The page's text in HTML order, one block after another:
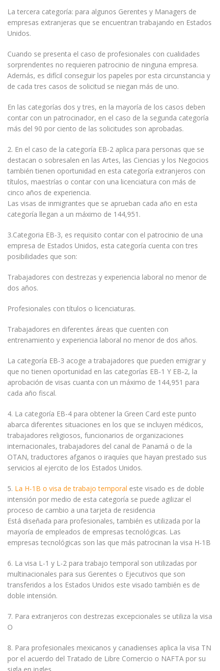
La tercera categoría: para algunos Gerentes y Managers de
empresas extranjeras que se encuentran trabajando en Estados
Unidos.
Cuando se presenta el caso de profesionales con cualidades
sorprendentes no requieren patrocinio de ninguna empresa.
Además, es difícil conseguir los papeles por esta circunstancia y
de cada tres casos de solicitud se niegan más de uno.
En las categorías dos y tres, en la mayoría de los casos deben
contar con un patrocinador, en el caso de la segunda categoría
más del 90 por ciento de las solicitudes son aprobadas.
2. En el caso de la categoría EB-2 aplica para personas que se
destacan o sobresalen en las Artes, las Ciencias y los Negocios
también tienen oportunidad en esta categoría extranjeros con
títulos, maestrías o contar con una licenciatura con más de
cinco años de experiencia.
Las visas de inmigrantes que se aprueban cada año en esta
categoría llegan a un máximo de 144,951.
3.Categoria EB-3, es requisito contar con el patrocinio de una
empresa de Estados Unidos, esta categoría cuenta con tres
posibilidades que son:
Trabajadores con destrezas y experiencia laboral no menor de
dos años.
Profesionales con títulos o licenciaturas.
Trabajadores en diferentes áreas que cuenten con
entrenamiento y experiencia laboral no menor de dos años.
La categoría EB-3 acoge a trabajadores que pueden emigrar y
que no tienen oportunidad en las categorías EB-1 Y EB-2, la
aprobación de visas cuanta con un máximo de 144,951 para
cada año fiscal.
4. La categoría EB-4 para obtener la Green Card este punto
abarca diferentes situaciones en los que se incluyen médicos,
trabajadores religiosos, funcionarios de organizaciones
internacionales, trabajadores del canal de Panamá o de la
OTAN, traductores afganos o iraquíes que hayan prestado sus
servicios al ejercito de los Estados Unidos.
5. La H-1B o visa de trabajo temporal este visado es de doble
intensión por medio de esta categoría se puede agilizar el
proceso de cambio a una tarjeta de residencia
Está diseñada para profesionales, también es utilizada por la
mayoría de empleados de empresas tecnológicas. Las
empresas tecnológicas son las que más patrocinan la visa H-1B
6. La visa L-1 y L-2 para trabajo temporal son utilizadas por
multinacionales para sus Gerentes o Ejecutivos que son
transferidos a los Estados Unidos este visado también es de
doble intensión.
7. Para extranjeros con destrezas excepcionales se utiliza la visa
O
8. Para profesionales mexicanos y canadienses aplica la visa TN
por el acuerdo del Tratado de Libre Comercio o NAFTA por su